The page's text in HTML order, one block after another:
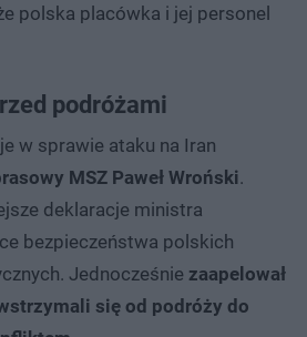
polska placówka i jej personel
podróżami
w sprawie ataku na Iran
MSZ Paweł Wroński.
deklaracje ministra
bezpieczeństwa polskich
Jednocześnie zaapelował
się od podróży do